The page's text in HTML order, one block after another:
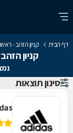
דף הבית קניון הזהב -
קניון
נמצאו 1 קניון
סינון תוצאות